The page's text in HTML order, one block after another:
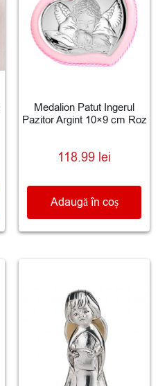
Medalion Patut Ingerul
Pazitor Argint 10×9 cm Roz
118.99 lei
Adaugă în coș